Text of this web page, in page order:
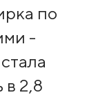
по
-
2,8